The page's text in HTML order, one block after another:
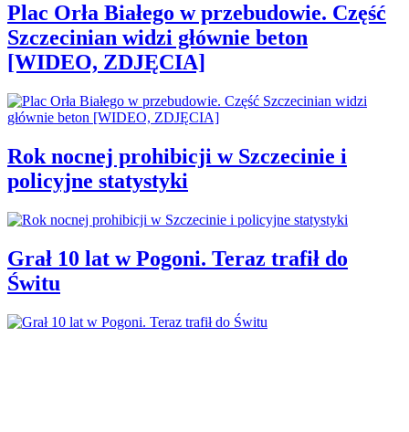
Plac Orła Białego w przebudowie. Część
Szczecinian widzi głównie beton
[WIDEO, ZDJĘCIA]
Rok nocnej prohibicji w Szczecinie i
policyjne statystyki
Grał 10 lat w Pogoni. Teraz trafił do
Świtu